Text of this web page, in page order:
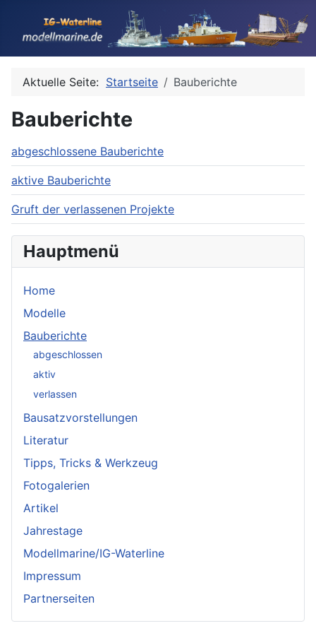
Hauptmenü
Home
Modelle
Bauberichte
abgeschlossen
aktiv
verlassen
Bausatzvorstellungen
Literatur
Tipps, Tricks & Werkzeug
Fotogalerien
Artikel
Jahrestage
Modellmarine/IG-Waterline
Impressum
Partnerseiten
Aktuelle Seite: Startseite Bauberichte
Bauberichte
abgeschlossene Bauberichte
aktive Bauberichte
Gruft der verlassenen Projekte